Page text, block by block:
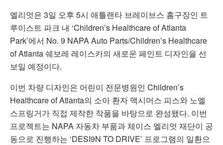
엘리엇은 3일 오후 5시 애틀랜타 브레이브스 홈구장인 트
루이스트 파크 내 ‘Children’s Healthcare of Atlanta
Park’에서 No. 9 NAPA Auto Parts/Children’s Healthcare
of Atlanta 쉐보레 레이스카의 새로운 페인트 디자인을 선
보일 예정이다.
이번 차량 디자인은 어린이 전문병원인 Children’s
Healthcare of Atlanta의 소아 환자 맥시머스 피스와 노엘
스프링거가 직접 제작한 작품을 바탕으로 완성됐다. 이번
프로젝트는 NAPA 자동차 부품과 체이스 엘리엇 재단이 공
동으로 진행하는 ‘DESI9N TO DRIVE’ 프로그램의 일환으